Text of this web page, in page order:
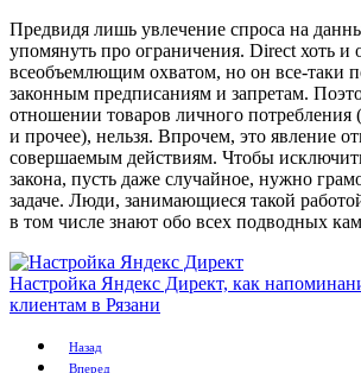
Предвидя лишь увлечение спроса на
упомянуть про ограничения. Direct хоть и
всеобъемлющим охватом, но он все-таки
законным предписаниям и запретам.
отношении товаров личного потребления
и прочее), нельзя. Впрочем, это явление
совершаемым действиям. Чтобы
закона, пусть даже случайное, нужно
задаче. Люди, занимающиеся такой
в том числе знают обо всех подводных
Настройка Яндекс Директ, как
клиентам в Рязани
Назад
Вперед